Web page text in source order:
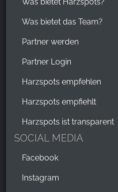
Was bietet das Team?
Partner werden
Partner Login
Harzspots empfehlen
Harzspots empfiehlt
Harzspots ist transparent
SOCIAL MEDIA
Facebook
Instagram